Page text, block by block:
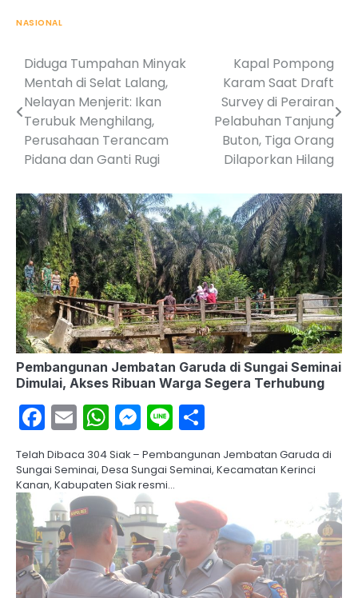
NASIONAL
Post
navigation
Diduga Tumpahan Minyak
Mentah di Selat Lalang,
Nelayan Menjerit: Ikan
Terubuk Menghilang,
Perusahaan Terancam
Pidana dan Ganti Rugi
Kapal Pompong
Karam Saat Draft
Survey di Perairan
Pelabuhan Tanjung
Buton, Tiga Orang
Dilaporkan Hilang
Pembangunan Jembatan Garuda di Sungai Seminai
Dimulai, Akses Ribuan Warga Segera Terhubung
Facebook
EmailWhatsApp
Messenger
Line
Telah Dibaca 304 Siak – Pembangunan Jembatan Garuda di
Sungai Seminai, Desa Sungai Seminai, Kecamatan Kerinci
Kanan, Kabupaten Siak resmi…